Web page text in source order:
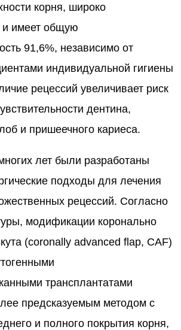
корня, широко
и имеет общую
91,6%, независимо от
индивидуальной гигиены
рецессий увеличивает риск
дентина,
и пришеечного кариеса.
лет были разработаны
подходы для лечения
рецессий. Согласно
модификации коронально
(coronally advanced flap, CAF)
трансплантатами
предсказуемым методом с
и полного покрытия корня,